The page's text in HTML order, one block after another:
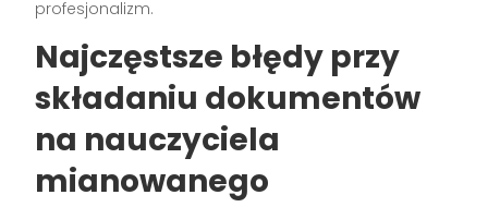
profesjonalizm.
Najczęstsze błędy przy
składaniu dokumentów
na nauczyciela
mianowanego